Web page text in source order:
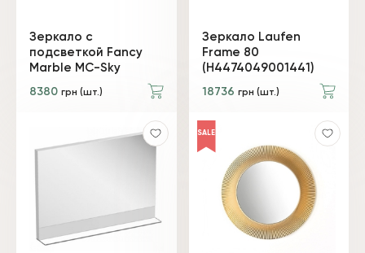
Зеркало с
подсветкой Fancy
Marble MC-Sky
8380 грн (шт.)
Зеркало Laufen
Frame 80
(H4474049001441)
18736 грн (шт.)
SALE